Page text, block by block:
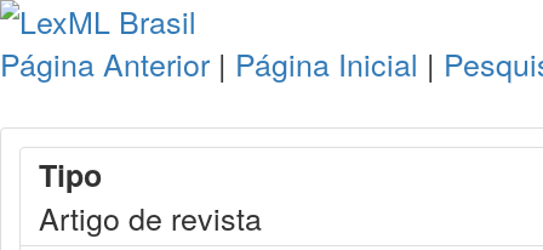
Página Anterior | Página Inicial |
Tipo
Artigo de revista